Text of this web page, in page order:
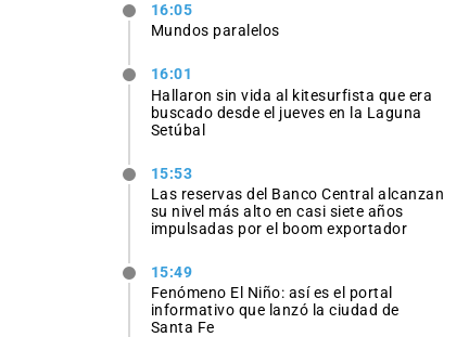
16:05
Mundos paralelos
16:01
Hallaron sin vida al kitesurfista que era
buscado desde el jueves en la Laguna
Setúbal
15:53
Las reservas del Banco Central alcanzan
su nivel más alto en casi siete años
impulsadas por el boom exportador
15:49
Fenómeno El Niño: así es el portal
informativo que lanzó la ciudad de
Santa Fe